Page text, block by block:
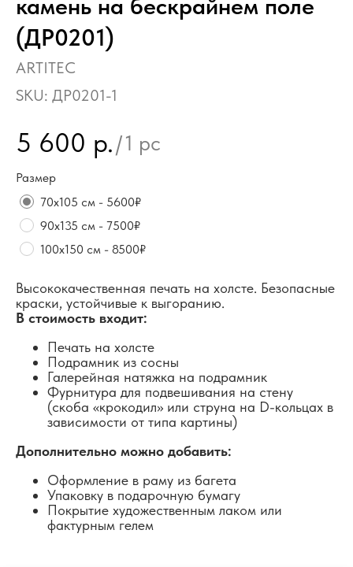
(ДР0201)
ARTITEC
SKU: ДР0201-1
5 600 р./1 pc
Размер
70х105 см - 5600₽
90х135 см - 7500₽
100х150 см - 8500₽
Высококачественная печать на холсте. Безопасные
краски, устойчивые к выгоранию.
В стоимость входит:
Печать на холсте
Подрамник из сосны
Галерейная натяжка на подрамник
Фурнитура для подвешивания на стену
(скоба «крокодил» или струна на D-кольцах в
зависимости от типа картины)
Дополнительно можно добавить:
Оформление в раму из багета
Упаковку в подарочную бумагу
Покрытие художественным лаком или
фактурным гелем